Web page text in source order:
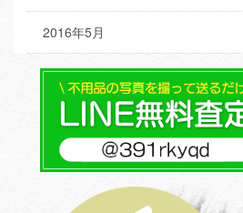
2016年5月